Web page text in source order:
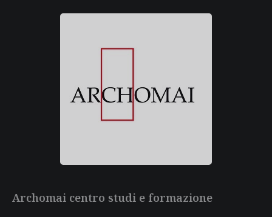
Archomai centro studi e formazione